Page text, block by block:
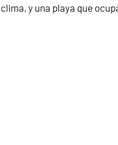
clima, y una playa que